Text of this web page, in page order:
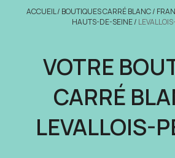
ACCUEIL/ BOUTIQUES CARRÉ BLANC/
HAUTS-DE-SEINE/
VOTRE
CARRÉ
LEVALLOIS-